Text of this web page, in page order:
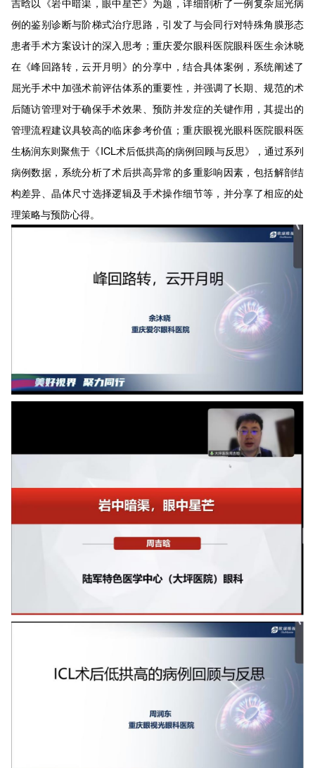
例的鉴别诊断与阶梯式治疗思路，引发了与会同行对特殊角膜形态
患者手术方案设计的深入思考；重庆爱尔眼科医院眼科医生余沐晓
在《峰回路转，云开月明》的分享中，结合具体案例，系统阐述了
屈光手术中加强术前评估体系的重要性，并强调了长期、规范的术
后随访管理对于确保手术效果、预防并发症的关键作用，其提出的
管理流程建议具较高的临床参考价值；重庆眼视光眼科医院眼科医
生杨润东则聚焦于《ICL术后低拱高的病例回顾与反思》，通过系列
病例数据，系统分析了术后拱高异常的多重影响因素，包括解剖结
构差异、晶体尺寸选择逻辑及手术操作细节等，并分享了相应的处
理策略与预防心得。